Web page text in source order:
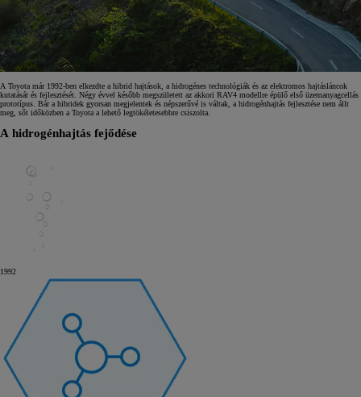
A Toyota már 1992-ben elkezdte a hibrid hajtások, a hidrogénes technológiák és az elektromos hajtásláncok
kutatását és fejlesztését. Négy évvel később megszületett az akkori RAV4 modellre épülő első üzemanyagcellás
prototípus. Bár a hibridek gyorsan megjelentek és népszerűvé is váltak, a hidrogénhajtás fejlesztése nem állt
meg, sőt időközben a Toyota a lehető legtökéletesebbre csiszolta.
A hidrogénhajtás fejődése
1992